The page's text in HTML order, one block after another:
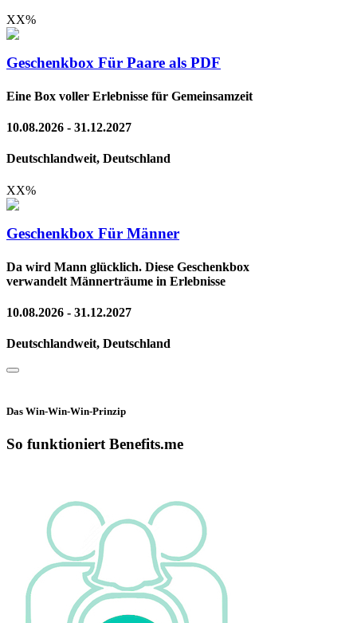
XX%
Geschenkbox Für Paare als PDF
Eine Box voller Erlebnisse für Gemeinsamzeit
10.08.2026 - 31.12.2027
Deutschlandweit, Deutschland
XX%
Geschenkbox Für Männer
Da wird Mann glücklich. Diese Geschenkbox
verwandelt Männerträume in Erlebnisse
10.08.2026 - 31.12.2027
Deutschlandweit, Deutschland
Das Win-Win-Win-Prinzip
So funktioniert Benefits.me